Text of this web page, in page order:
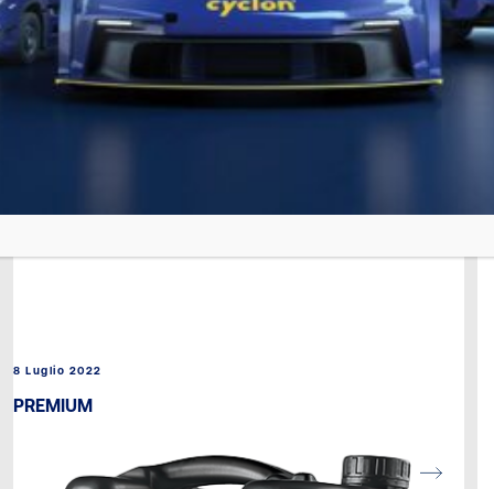
8 Luglio 2022
PREMIUM